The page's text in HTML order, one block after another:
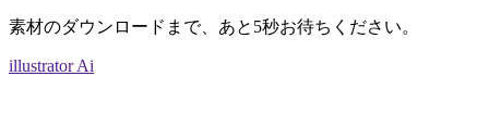
素材のダウンロードまで、あと 5秒お待ちください。
illustrator Ai